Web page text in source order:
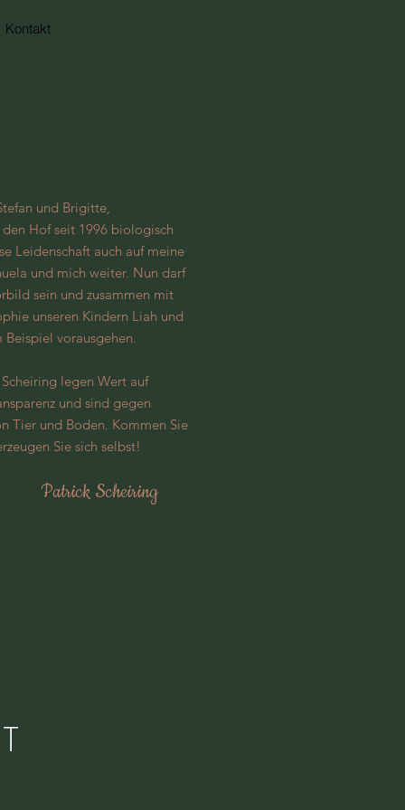
Kontakt
und Brigitte,
Hof seit 1996 biologisch
Leidenschaft auch auf meine
und mich weiter. Nun darf
sein und zusammen mit
unseren Kindern Liah und
vorausgehen.
legen Wert auf
und sind gegen
Tier und Boden. Kommen Sie
Sie sich selbst!
Patrick Scheiring